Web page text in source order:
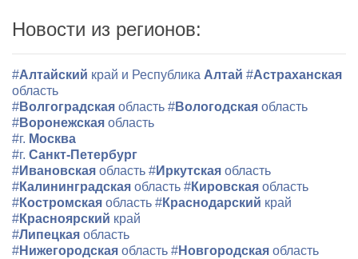
Новости из регионов:
#Алтайский край и Республика Алтай #Астраханская
область
#Волгоградская область #Вологодская область
#Воронежская область
#г. Москва
#г. Санкт-Петербург
#Ивановская область #Иркутская область
#Калининградская область #Кировская область
#Костромская область #Краснодарский край
#Красноярский край
#Липецкая область
#Нижегородская область #Новгородская область